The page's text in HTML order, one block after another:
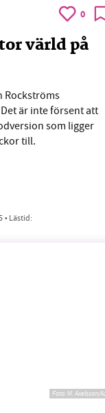
0
värld på
Rockströms
är inte försent att
som ligger
till.
• Lästid:
Foto:M. Axelsson/